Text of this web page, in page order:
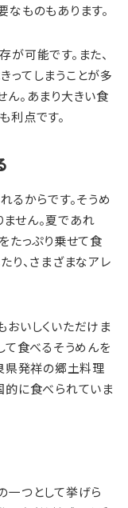
ものもあります。
可能です。また、
ってしまうことが多
ん。あまり大きい食
利点です。
るからです。そうめ
せん。夏であれ
たっぷり乗せて食
り、さまざまなアレ
おいしくいただけま
て食べるそうめんを
県発祥の郷土料理
的に食べられていま
一つとして挙げら